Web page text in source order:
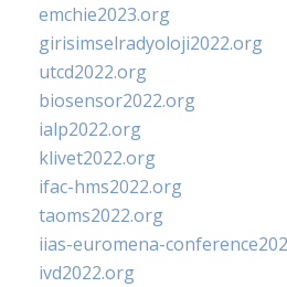
emchie2023.org
girisimselradyoloji2022.org
utcd2022.org
biosensor2022.org
ialp2022.org
klivet2022.org
ifac-hms2022.org
taoms2022.org
iias-euromena-
ivd2022.org